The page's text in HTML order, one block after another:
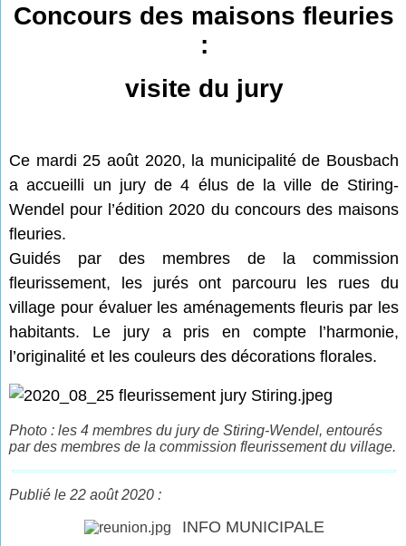
Concours des maisons fleuries
:
visite du jury
Ce mardi 25 août 2020, la municipalité de Bousbach
a accueilli un jury de 4 élus de la ville de Stiring-
Wendel pour l’édition 2020 du concours des maisons
fleuries.
Guidés par des membres de la commission
fleurissement, les jurés ont parcouru les rues du
village pour évaluer les aménagements fleuris par les
habitants. Le jury a pris en compte l’harmonie,
l’originalité et les couleurs des décorations florales.
Photo : les 4 membres du jury de Stiring-Wendel, entourés
par des membres de la commission fleurissement du village.
Publié le 22 août 2020 :
INFO MUNICIPALE